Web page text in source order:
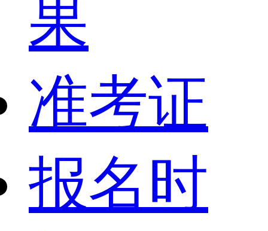
果
准考证
报名时